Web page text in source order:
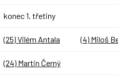
konec 1. třetiny
(25) Vilém Antala (4) Miloš
(24) Martin Černý